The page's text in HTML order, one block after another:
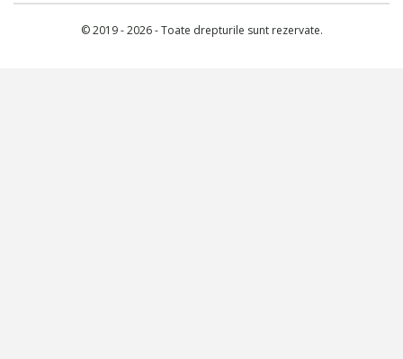
© 2019 - 2026 - Toate drepturile sunt rezervate.